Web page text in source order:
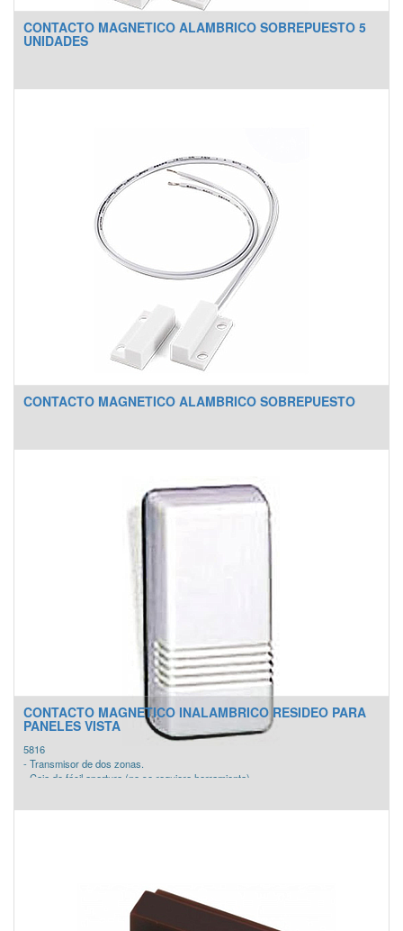
CONTACTO MAGNETICO ALAMBRICO SOBREPUESTO 5
UNIDADES
CONTACTO MAGNETICO ALAMBRICO SOBREPUESTO
CONTACTO MAGNETICO INALAMBRICO RESIDEO PARA
PANELES VISTA
5816
- Transmisor de dos zonas.
- Caja de fácil apertura (no se requiere herramienta).